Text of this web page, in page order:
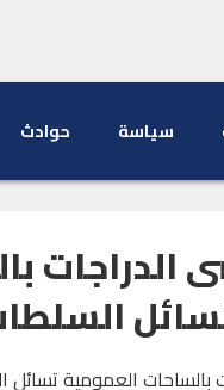
سياسة حوادث
الدراجات